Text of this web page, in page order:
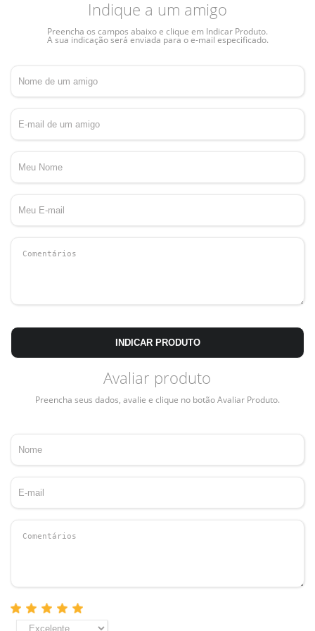
Indique a um amigo
Preencha os campos abaixo e clique em Indicar Produto.
A sua indicação será enviada para o e-mail especificado.
INDICAR PRODUTO
Avaliar produto
Preencha seus dados, avalie e clique no botão Avaliar Produto.